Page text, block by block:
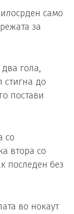
само
за
гола,
стигна до
постави
со
втора со
последен без
во нокаут